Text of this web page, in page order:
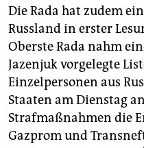
Die Rada hat zudem
Russland in erster
Oberste Rada nahm
Jazenjuk vorgelegte
Einzelpersonen aus
Staaten am Dienstag
Strafmaßnahmen die
Gazprom und